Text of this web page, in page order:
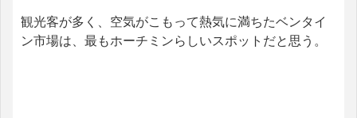
観光客が多く、空気がこもって熱気に満ちたベンタイ
ン市場は、最もホーチミンらしいスポットだと思う。